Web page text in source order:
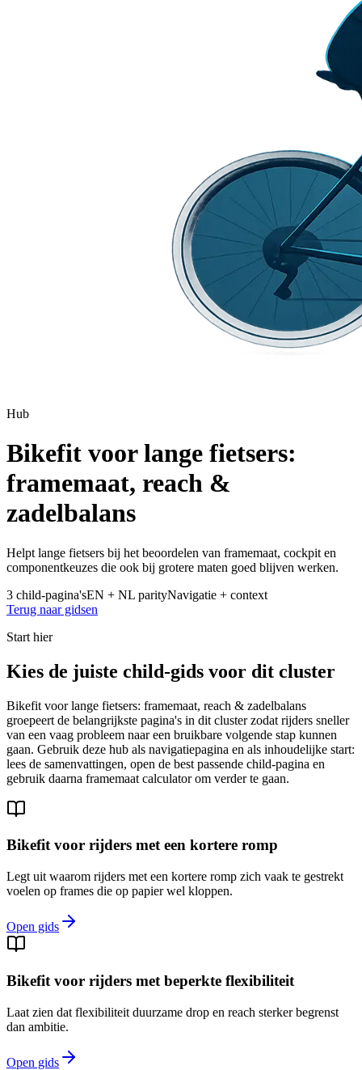
Hub
Bikefit voor lange fietsers:
framemaat, reach &
zadelbalans
Helpt lange fietsers bij het beoordelen van framemaat, cockpit en
componentkeuzes die ook bij grotere maten goed blijven werken.
3 child-pagina'sEN + NL parityNavigatie + context
Terug naar gidsen
Start hier
Kies de juiste child-gids voor dit cluster
Bikefit voor lange fietsers: framemaat, reach & zadelbalans
groepeert de belangrijkste pagina's in dit cluster zodat rijders sneller
van een vaag probleem naar een bruikbare volgende stap kunnen
gaan. Gebruik deze hub als navigatiepagina en als inhoudelijke start:
lees de samenvattingen, open de best passende child-pagina en
gebruik daarna framemaat calculator om verder te gaan.
Bikefit voor rijders met een kortere romp
Legt uit waarom rijders met een kortere romp zich vaak te gestrekt
voelen op frames die op papier wel kloppen.
Open gids
Bikefit voor rijders met beperkte flexibiliteit
Laat zien dat flexibiliteit duurzame drop en reach sterker begrenst
dan ambitie.
Open gids